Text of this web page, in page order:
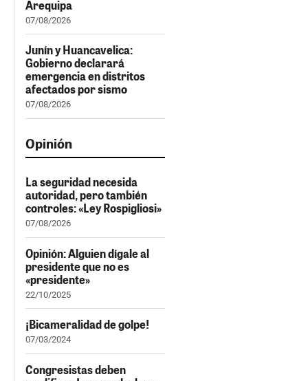
Arequipa
07/08/2026
Junín y Huancavelica:
Gobierno declarará
emergencia en distritos
afectados por sismo
07/08/2026
Opinión
La seguridad necesida
autoridad, pero también
controles: «Ley Rospigliosi»
07/08/2026
Opinión: Alguien dígale al
presidente que no es
«presidente»
22/10/2025
¡Bicameralidad de golpe!
07/03/2024
Congresistas deben